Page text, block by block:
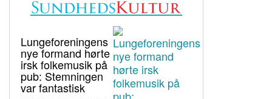
Lungeforeningens
nye formand hørte
irsk folkemusik på
pub: Stemningen
var fantastisk